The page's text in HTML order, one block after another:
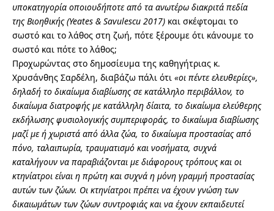
υποκατηγορία οποιουδήποτε από τα ανωτέρω διακριτά πεδία
της Βιοηθικής (Yeates & Savulescu 2017) και σκέφτομαι το
σωστό και το λάθος στη ζωή, πότε ξέρουμε ότι κάνουμε το
σωστό και πότε το λάθος;
Προχωρώντας στο δημοσίευμα της καθηγήτριας κ.
Χρυσάνθης Σαρδέλη, διαβάζω πάλι ότι «οι πέντε ελευθερίες»,
δηλαδή το δικαίωμα διαβίωσης σε κατάλληλο περιβάλλον, το
δικαίωμα διατροφής με κατάλληλη δίαιτα, το δικαίωμα ελεύθερης
εκδήλωσης φυσιολογικής συμπεριφοράς, το δικαίωμα διαβίωσης
μαζί με ή χωριστά από άλλα ζώα, το δικαίωμα προστασίας από
πόνο, ταλαιπωρία, τραυματισμό και νοσήματα, συχνά
καταλήγουν να παραβιάζονται με διάφορους τρόπους και οι
κτηνίατροι είναι η πρώτη και συχνά η μόνη γραμμή προστασίας
αυτών των ζώων. Οι κτηνίατροι πρέπει να έχουν γνώση των
δικαιωμάτων των ζώων συντροφιάς και να έχουν εκπαιδευτεί